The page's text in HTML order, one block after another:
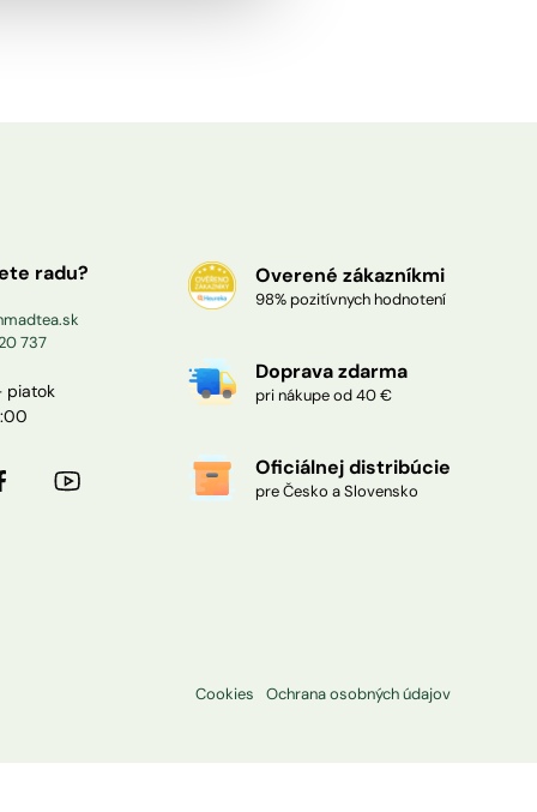
radu?
737
piatok
Overené zákazníkmi
98% pozitívnych hodnotení
Doprava zdarma
pri nákupe od 40 €
Oficiálnej distribúcie
pre Česko a Slovensko
Cookies Ochrana osobných údajov